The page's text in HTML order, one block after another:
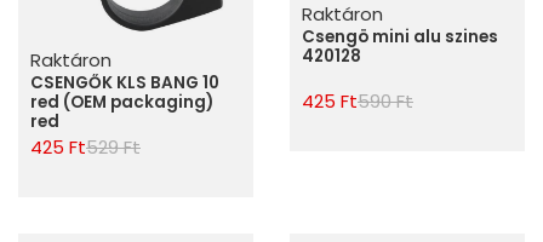
Raktáron
CSENGŐK KLS BANG 10
red (OEM packaging)
red
425 Ft529 Ft
Raktáron
Csengö mini alu szines
420128
425 Ft590 Ft